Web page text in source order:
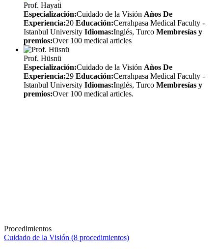
Prof. Hayati
Especialización:Cuidado de la Visión Años De
Experiencia:20 Educación:Cerrahpasa Medical Faculty -
Istanbul University Idiomas:Inglés, Turco Membresías y
premios:Over 100 medical articles
Prof. Hüsnü
Especialización:Cuidado de la Visión Años De
Experiencia:29 Educación:Cerrahpasa Medical Faculty -
Istanbul University Idiomas:Inglés, Turco Membresías y
premios:Over 100 medical articles.
Procedimientos
Cuidado de la Visión (8 procedimientos)